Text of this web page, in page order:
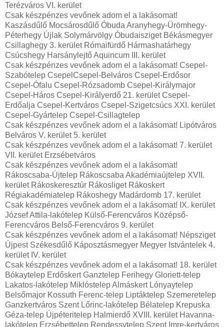
Terézváros VI. kerület
Csak készpénzes vevőnek adom el a lakásomat!
Kaszásdűlő Mocsárosdűlő Óbuda Aranyhegy-Ürömhegy-
Péterhegy Újlak Solymárvölgy Óbudaisziget Békásmegyer
Csillaghegy 3. kerület Rómaifürdő Hármashatárhegy
Csúcshegy Harsánylejtő Aquincum III. kerület
Csak készpénzes vevőnek adom el a lakásomat! Csepel-
Szabótelep CsepelCsepel-Belváros Csepel-Erdősor
Csepel-Ófalu Csepel-Rózsadomb Csepel-Királymajor
Csepel-Háros Csepel-Királyerdő 21. kerület Csepel-
Erdőalja Csepel-Kertváros Csepel-Szigetcsúcs XXI. kerület
Csepel-Gyártelep Csepel-Csillagtelep
Csak készpénzes vevőnek adom el a lakásomat! Lipótváros
Belváros V. kerület 5. kerület
Csak készpénzes vevőnek adom el a lakásomat! 7. kerület
VII. kerület Erzsébetváros
Csak készpénzes vevőnek adom el a lakásomat!
Rákoscsaba-Újtelep Rákoscsaba Akadémiaújtelep XVII.
kerület Rákoskeresztúr Rákosliget Rákoskert
Régiakadémiatelep Rákoshegy Madárdomb 17. kerület
Csak készpénzes vevőnek adom el a lakásomat! IX. kerület
József Attila-lakótelep Külső-Ferencváros Középső-
Ferencváros Belső-Ferencváros 9. kerület
Csak készpénzes vevőnek adom el a lakásomat! Népsziget
Újpest Székesdűlő Káposztásmegyer Megyer Istvántelek 4.
kerület IV. kerület
Csak készpénzes vevőnek adom el a lakásomat! 18. kerület
Bókaytelep Erdőskert Ganztelep Ferihegy Gloriett-telep
Lakatos-lakótelep Miklóstelep Almáskert Lónyaytelep
Belsőmajor Kossuth Ferenc-telep Liptáktelep Szemeretelep
Ganzkertváros Szent Lőrinc-lakótelep Bélatelep Krepuska
Géza-telep Újpéteritelep Halmierdő XVIII. kerület Havanna-
lakótelep Erzsébettelep Rendessytelep Szent Imre-kertváros